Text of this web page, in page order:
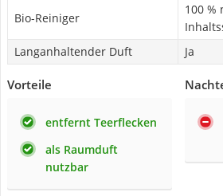
Bio-Reiniger
100 %
Langanhaltender Duft
Ja
Vorteile
entfernt Teerflecken
als Raumduft
nutzbar